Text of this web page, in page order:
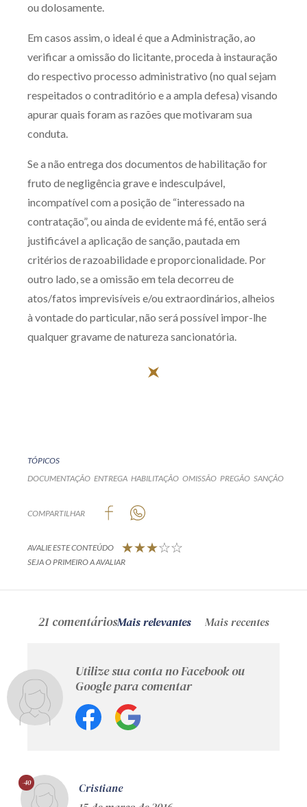
ou dolosamente.
Em casos assim, o ideal é que a Administração, ao
verificar a omissão do licitante, proceda à instauração
do respectivo processo administrativo (no qual sejam
respeitados o contraditório e a ampla defesa) visando
apurar quais foram as razões que motivaram sua
conduta.
Se a não entrega dos documentos de habilitação for
fruto de negligência grave e indesculpável,
incompatível com a posição de “interessado na
contratação”, ou ainda de evidente má fé, então será
justificável a aplicação de sanção, pautada em
critérios de razoabilidade e proporcionalidade. Por
outro lado, se a omissão em tela decorreu de
atos/fatos imprevisíveis e/ou extraordinários, alheios
à vontade do particular, não será possível impor-lhe
qualquer gravame de natureza sancionatória.
TÓPICOS
DOCUMENTAÇÃO ENTREGA HABILITAÇÃO OMISSÃO PREGÃO SANÇÃO
COMPARTILHAR
AVALIE ESTE CONTEÚDO
SEJA O PRIMEIRO A AVALIAR
21 comentáriosMais relevantes Mais recentes
Utilize sua conta no Facebook ou
Google para comentar
-40
Cristiane